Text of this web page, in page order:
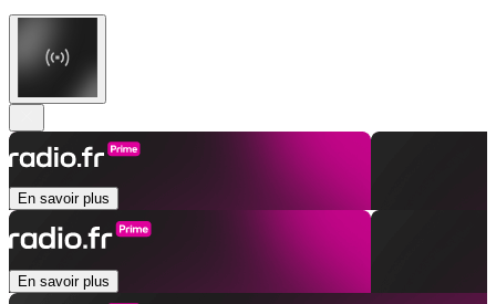
En savoir plus
En savoir plus